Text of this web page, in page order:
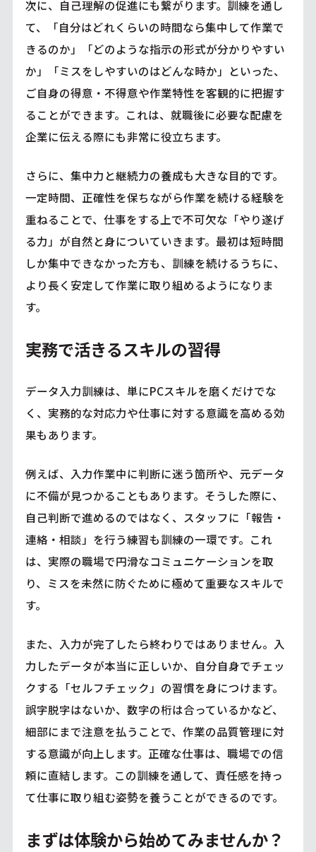
次に、自己理解の促進にも繋がります。訓練を通し
て、「自分はどれくらいの時間なら集中して作業で
きるのか」「どのような指示の形式が分かりやすい
か」「ミスをしやすいのはどんな時か」といった、
ご自身の得意・不得意や作業特性を客観的に把握す
ることができます。これは、就職後に必要な配慮を
企業に伝える際にも非常に役立ちます。
さらに、集中力と継続力の養成も大きな目的です。
一定時間、正確性を保ちながら作業を続ける経験を
重ねることで、仕事をする上で不可欠な「やり遂げ
る力」が自然と身についていきます。最初は短時間
しか集中できなかった方も、訓練を続けるうちに、
より長く安定して作業に取り組めるようになりま
す。
実務で活きるスキルの習得
データ入力訓練は、単にPCスキルを磨くだけでな
く、実務的な対応力や仕事に対する意識を高める効
果もあります。
例えば、入力作業中に判断に迷う箇所や、元データ
に不備が見つかることもあります。そうした際に、
自己判断で進めるのではなく、スタッフに「報告・
連絡・相談」を行う練習も訓練の一環です。これ
は、実際の職場で円滑なコミュニケーションを取
り、ミスを未然に防ぐために極めて重要なスキルで
す。
また、入力が完了したら終わりではありません。入
力したデータが本当に正しいか、自分自身でチェッ
クする「セルフチェック」の習慣を身につけます。
誤字脱字はないか、数字の桁は合っているかなど、
細部にまで注意を払うことで、作業の品質管理に対
する意識が向上します。正確な仕事は、職場での信
頼に直結します。この訓練を通して、責任感を持っ
て仕事に取り組む姿勢を養うことができるのです。
まずは体験から始めてみませんか？